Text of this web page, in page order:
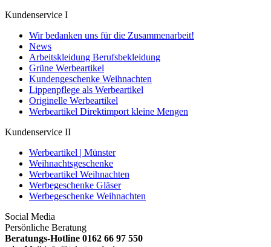
Kundenservice I
Wir bedanken uns für die Zusammenarbeit!
News
Arbeitskleidung Berufsbekleidung
Grüne Werbeartikel
Kundengeschenke Weihnachten
Lippenpflege als Werbeartikel
Originelle Werbeartikel
Werbeartikel Direktimport kleine Mengen
Kundenservice II
Werbeartikel | Münster
Weihnachtsgeschenke
Werbeartikel Weihnachten
Werbegeschenke Gläser
Werbegeschenke Weihnachten
Social Media
Persönliche Beratung
Beratungs-Hotline 0162 66 97 550